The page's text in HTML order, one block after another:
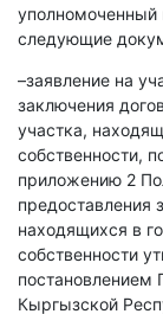
уполномоченный
следующие
–заявление на
заключения
участка,
собственности,
приложению 2
предоставления
находящихся в
собственности
постановлением
Кыргызской